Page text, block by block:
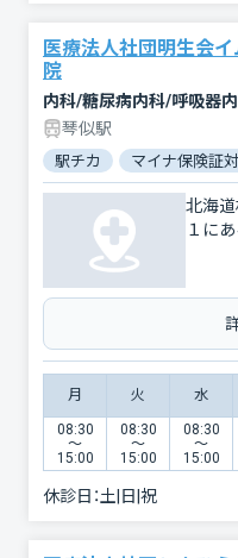
医療法人社団明生会
院
琴似駅
駅チカ マイナ保険証
北海
１に
月 火 水
08:30
〜
15:00
08:30
〜
15:00
08:30
〜
15:00
休診日：土|日|祝